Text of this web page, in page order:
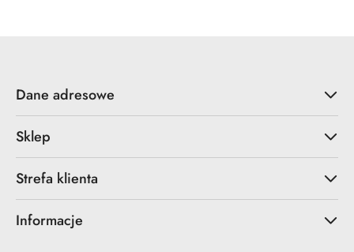
Dane adresowe
Sklep
Strefa klienta
Informacje